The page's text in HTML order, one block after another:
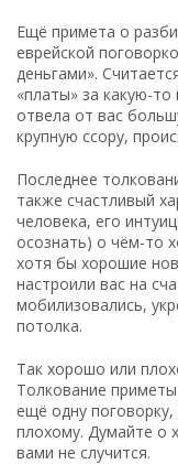
Ещё примета о
еврейской
деньгами».
«платы» за какую-
отвела от вас
крупную ссору,
Последнее
также счастливый
человека, его
осознать) о чём-то
хотя бы хорошие
настроили вас на
мобилизовались,
потолка.
Так хорошо или
Толкование
ещё одну поговорку,
плохому. Думайте о
вами не случится.